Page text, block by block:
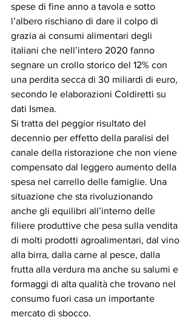
spese di fine anno a tavola e sotto
l’albero rischiano di dare il colpo di
grazia ai consumi alimentari degli
italiani che nell’intero 2020 fanno
segnare un crollo storico del 12% con
una perdita secca di 30 miliardi di euro,
secondo le elaborazioni Coldiretti su
dati Ismea.
Si tratta del peggior risultato del
decennio per effetto della paralisi del
canale della ristorazione che non viene
compensato dal leggero aumento della
spesa nel carrello delle famiglie. Una
situazione che sta rivoluzionando
anche gli equilibri all’interno delle
filiere produttive che pesa sulla vendita
di molti prodotti agroalimentari, dal vino
alla birra, dalla carne al pesce, dalla
frutta alla verdura ma anche su salumi e
formaggi di alta qualità che trovano nel
consumo fuori casa un importante
mercato di sbocco.